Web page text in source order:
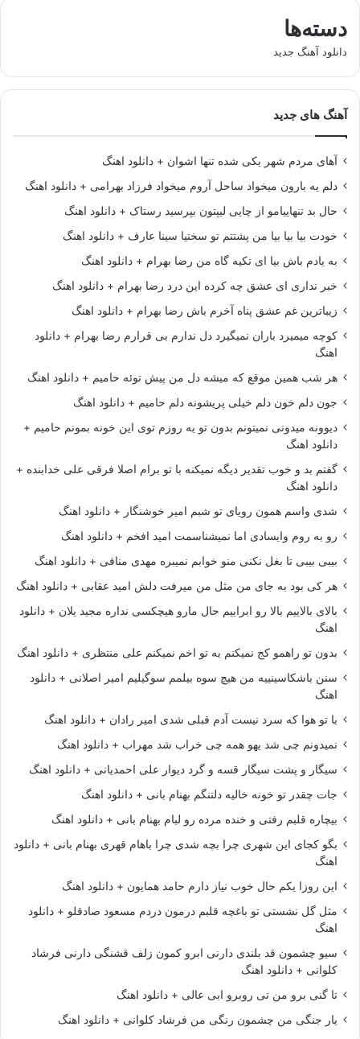
دسته‌ها
دانلود آهنگ جدید
آهنگ های جدید
آهای مردم شهر یکی شده تنها اشوان + دانلود اهنگ
دلم یه بارون میخواد ساحل آروم میخواد فرزاد بهرامی + دانلود اهنگ
حال بد تنهاییامو از چایی لیپتون بپرسید رستاک + دانلود اهنگ
خودت بیا بیا بیا من پشتتم تو سختیا سینا عارف + دانلود اهنگ
به یادم باش بیا ای تکیه گاه من رضا بهرام + دانلود اهنگ
خبر نداری ای عشق چه کرده این درد رضا بهرام + دانلود اهنگ
زیباترین غم عشق پناه آخرم باش رضا بهرام + دانلود اهنگ
کوچه میمیرد باران نمیگیرد دل ندارم بی قرارم رضا بهرام + دانلود
اهنگ
هر شب همین موقع که میشه دل من پیش توئه حامیم + دانلود اهنگ
جون دلم خون دلم خیلی پریشونه دلم حامیم + دانلود اهنگ
دیوونه میدونی نمیتونم بدون تو یه روزم توی این خونه بمونم حامیم +
دانلود اهنگ
گفتم بد و خوب تقدیر دیگه نمیکنه با تو برام اصلا فرقی علی خدابنده +
دانلود اهنگ
شدی واسم همون رویای تو شبم امیر خوشنگار + دانلود اهنگ
رو به روم وایسادی اما نمیشناسمت امید افخم + دانلود اهنگ
بیبی بیبی تا بغل نکنی منو خوابم نمیبره مهدی منافی + دانلود اهنگ
هر کی بود به جای من مثل من میرفت دلش امید عقابی + دانلود اهنگ
بالای بالاییم بالا رو ابراییم حال مارو هیچکسی نداره مجید یلان + دانلود
اهنگ
بدون تو راهمو کج نمیکنم به تو اخم نمیکنم علی منتظری + دانلود اهنگ
سنن باشکاسینییه من هیچ سوه بیلمم سوگیلیم امیر اصلانی + دانلود
اهنگ
با تو هوا که سرد نیست آدم قبلی شدی امیر رادان + دانلود اهنگ
نمیدونم چی شد یهو همه چی خراب شد مهراب + دانلود اهنگ
سیگار و پشت سیگار قسه و گرد دیوار علی احمدیانی + دانلود اهنگ
جات چقدر تو خونه خالیه دلتنگم بهنام بانی + دانلود اهنگ
بیچاره قلبم رفتی و خنده مرده رو لبام بهنام بانی + دانلود اهنگ
بگو کجای این شهری چرا بچه شدی چرا باهام قهری بهنام بانی + دانلود
اهنگ
این روزا یکم حال خوب نیاز دارم حامد همایون + دانلود اهنگ
مثل گل نشستی تو باغچه قلبم درمون دردم مسعود صادقلو + دانلود
اهنگ
سیو چشمون قد بلندی دارنی ابرو کمون زلف قشنگی دارنی فرشاد
کلوانی + دانلود اهنگ
تا گنی برو من تی روبرو ابی عالی + دانلود اهنگ
یار جنگی من چشمون رنگی من فرشاد کلوانی + دانلود اهنگ